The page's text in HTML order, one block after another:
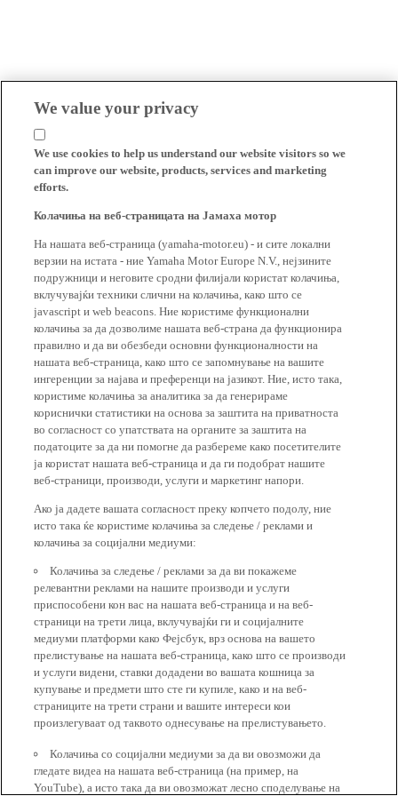
We value your privacy
We use cookies to help us understand our website visitors so we
can improve our website, products, services and marketing
efforts.
Колачиња на веб-страницата на Јамаха мотор
На нашата веб-страница (yamaha-motor.eu) - и сите локални
верзии на истата - ние Yamaha Motor Europe N.V., нејзините
подружници и неговите сродни филијали користат колачиња,
вклучувајќи техники слични на колачиња, како што се
javascript и web beacons. Ние користиме функционални
колачиња за да дозволиме нашата веб-страна да функционира
правилно и да ви обезбеди основни функционалности на
нашата веб-страница, како што се запомнување на вашите
ингеренции за најава и преференци на јазикот. Ние, исто така,
користиме колачиња за аналитика за да генерираме
кориснички статистики на основа за заштита на приватноста
во согласност со упатствата на органите за заштита на
податоците за да ни помогне да разбереме како посетителите
ја користат нашата веб-страница и да ги подобрат нашите
веб-страници, производи, услуги и маркетинг напори.
Ако ја дадете вашата согласност преку копчето подолу, ние
исто така ќе користиме колачиња за следење / реклами и
колачиња за социјални медиуми:
Колачиња за следење / реклами за да ви покажеме
релевантни реклами на нашите производи и услуги
приспособени кон вас на нашата веб-страница и на веб-
страници на трети лица, вклучувајќи ги и социјалните
медиуми платформи како Фејсбук, врз основа на вашето
прелистување на нашата веб-страница, како што се производи
и услуги видени, ставки додадени во вашата кошница за
купување и предмети што сте ги купиле, како и на веб-
страниците на трети страни и вашите интереси кои
произлегуваат од таквото однесување на прелистувањето.
Колачиња со социјални медиуми за да ви овозможи да
гледате видеа на нашата веб-страница (на пример, на
YouTube), а исто така да ви овозможат лесно споделување на